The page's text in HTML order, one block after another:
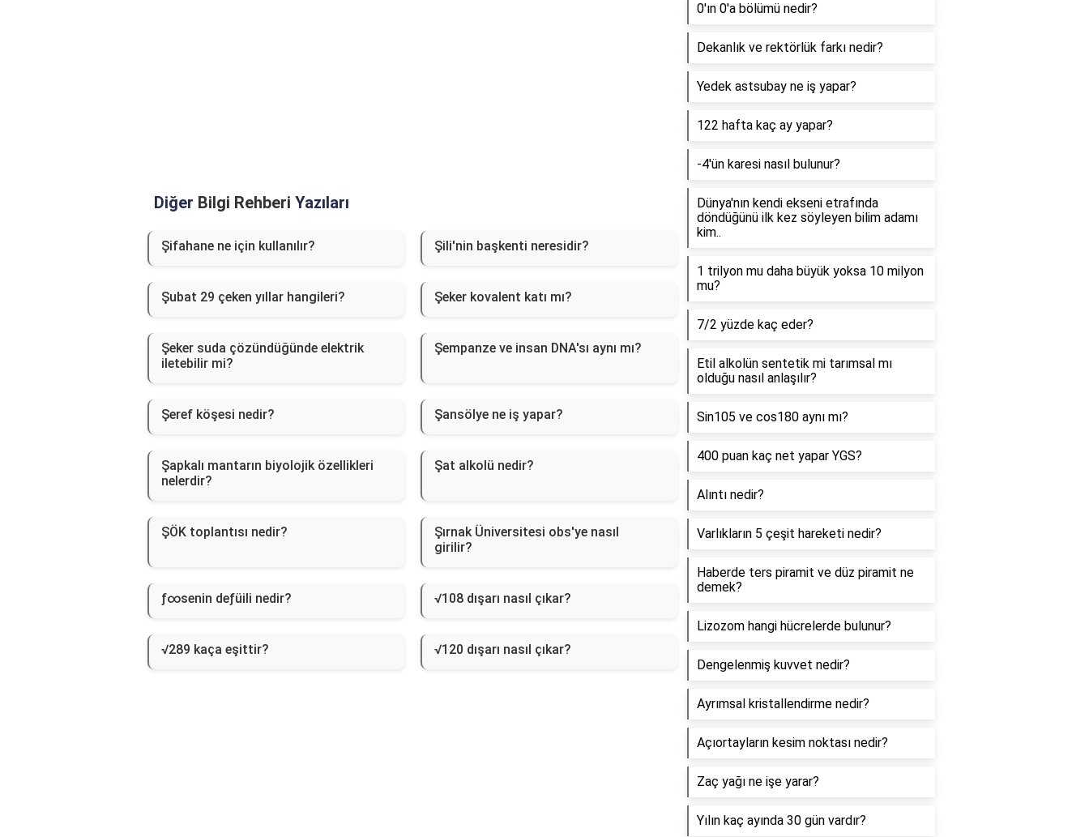
Diğer Bilgi Rehberi Yazıları
Şifahane ne için kullanılır? Şili'nin başkenti neresidir?
Şubat 29 çeken yıllar hangileri? Şeker kovalent katı mı?
Şeker suda çözündüğünde elektrik
iletebilir mi?
Şempanze ve insan DNA'sı aynı mı?
Şeref köşesi nedir? Şansölye ne iş yapar?
Şapkalı mantarın biyolojik özellikleri
nelerdir?
Şat alkolü nedir?
ŞÖK toplantısı nedir?
Şırnak Üniversitesi obs'ye nasıl
girilir?
ƒ∞senin deƒüili nedir? √108 dışarı nasıl çıkar?
√289 kaça eşittir? √120 dışarı nasıl çıkar?
0'ın 0'a bölümü nedir?
Dekanlık ve rektörlük farkı nedir?
Yedek astsubay ne iş yapar?
122 hafta kaç ay yapar?
-4'ün karesi nasıl bulunur?
Dünya'nın kendi ekseni etrafında
döndüğünü ilk kez söyleyen bilim adamı
kim..
1 trilyon mu daha büyük yoksa 10 milyon
mu?
7/2 yüzde kaç eder?
Etil alkolün sentetik mi tarımsal mı
olduğu nasıl anlaşılır?
Sin105 ve cos180 aynı mı?
400 puan kaç net yapar YGS?
Alıntı nedir?
Varlıkların 5 çeşit hareketi nedir?
Haberde ters piramit ve düz piramit ne
demek?
Lizozom hangi hücrelerde bulunur?
Dengelenmiş kuvvet nedir?
Ayrımsal kristallendirme nedir?
Açıortayların kesim noktası nedir?
Zaç yağı ne işe yarar?
Yılın kaç ayında 30 gün vardır?